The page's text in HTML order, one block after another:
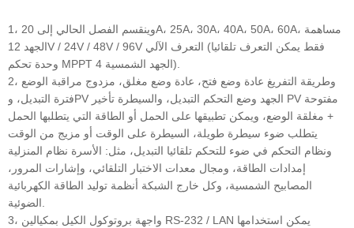
1، وينقسم الفصل الحالي إلى 20A، 25A، 30A، 40A، 50A، 60A، مساهمة
الجهد 12V / 24V / 48V / 96V التعرف الآلي (فقط يمكن التعرف تلقائيا
وحدة تحكم MPPT الجهد الشمسية 4).
2، وطريقة التفريغ عادة وضع فتح، عادة وضع مغلق، مزدوج مراقبة الوضع
فترة التبديل، وPV الجهد وضع التحكم التبديل، والسيطرة تأخير PV مفتوحة
+ مغلقة الوضع، ويمكن تطبيقها على الحمل أو الطاقة التي يتطلبها الحمل
يتطلب ضوء سيطرة طويلة، السيطرة على الوقت أو مزيج من الوقت
ونظام التحكم في ضوء للتحكم تلقائيا التبديل، مثل: الأسرة نظام المنزلية
إمدادات الطاقة، ومجال معدات الاختبار التلقائي، وإشارات المرور،
المصابيح الشمسية، وكل خارج الشبكة أنظمة توليد الطاقة الكهربائية
3، واجهة بروتوكول الكيل بمكيالين RS-232 / LAN يمكن استخدامها